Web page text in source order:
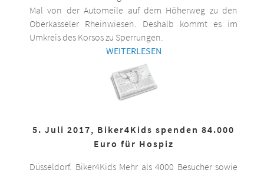
Mal von der Automeile auf dem Höherweg zu den
Oberkasseler Rheinwiesen. Deshalb kommt es im
Umkreis des Korsos zu Sperrungen.
WEITERLESEN
5. Juli 2017, Biker4Kids spenden 84.000
Euro für Hospiz
Düsseldorf. Biker4Kids Mehr als 4000 Besucher sowie